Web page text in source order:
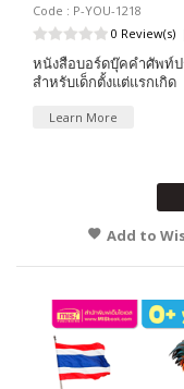
Code : P-YOU-1218
0 Review(s)
หนังสือบอร์ดบุ๊คคำศัพท์ป
สำหรับเด็กตั้งแต่แรกเกิด
Learn More
Add to